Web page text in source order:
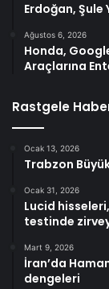
Erdoğan, Şule
Ağustos 6, 2026
Honda,
Araçlarına
Rastgele
Ocak 13, 2026
Trabzon
Ocak 31, 2026
Lucid
testinde
Mart 9, 2026
İran’da
dengeleri